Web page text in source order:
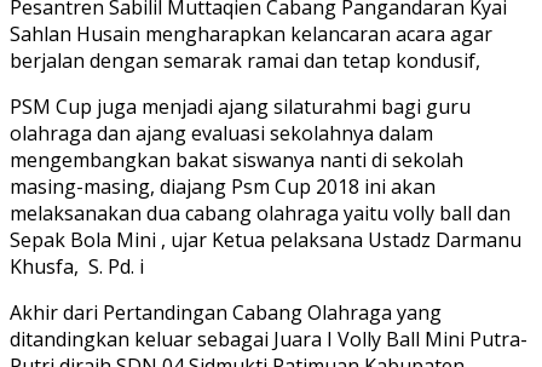
Pesantren Sabilil Muttaqien Cabang Pangandaran Kyai
Sahlan Husain mengharapkan kelancaran acara agar
berjalan dengan semarak ramai dan tetap kondusif,
PSM Cup juga menjadi ajang silaturahmi bagi guru
olahraga dan ajang evaluasi sekolahnya dalam
mengembangkan bakat siswanya nanti di sekolah
masing-masing, diajang Psm Cup 2018 ini akan
melaksanakan dua cabang olahraga yaitu volly ball dan
Sepak Bola Mini , ujar Ketua pelaksana Ustadz Darmanu
Khusfa, S. Pd. i
Akhir dari Pertandingan Cabang Olahraga yang
ditandingkan keluar sebagai Juara I Volly Ball Mini Putra-